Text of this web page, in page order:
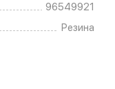
96549921
Резина